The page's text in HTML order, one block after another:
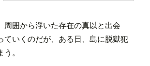
囲から浮いた存在の真以と出会
ていくのだが、ある日、島に脱獄犯
。